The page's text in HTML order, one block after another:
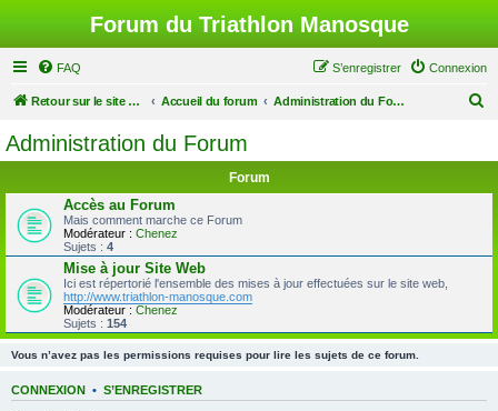
Forum du Triathlon Manosque
FAQ Connexion
S’enregistrer
Retour sur le site du Triathlon Accueil du forum Administration du Forum
c
r
Administration du Forum
Forum
Accès au Forum
Mais comment marche ce Forum
Modérateur : Chenez
Sujets : 4
Mise à jour Site Web
Ici est répertorié l'ensemble des mises à jour effectuées sur le site web,
http://www.triathlon-manosque.com
Modérateur : Chenez
Sujets : 154
Vous n’avez pas les permissions requises pour lire les sujets de ce forum.
CONNEXION • S’ENREGISTRER